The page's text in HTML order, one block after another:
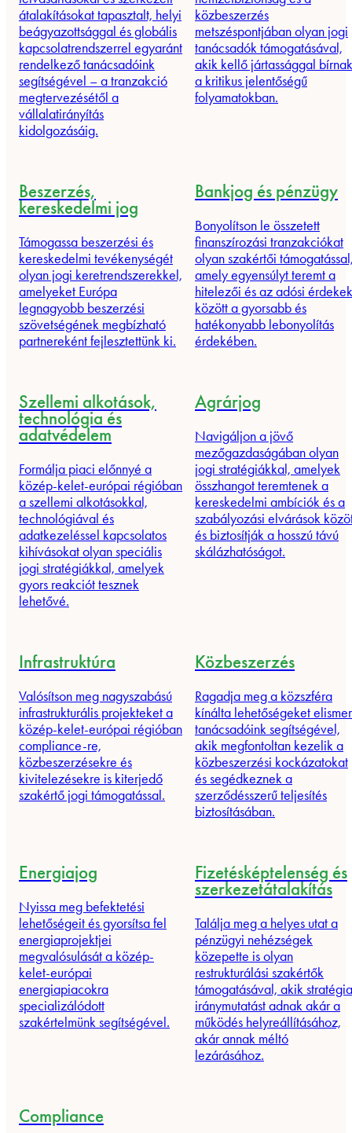
átalakításokat tapasztalt, helyi
beágyazottsággal és globális
kapcsolatrendszerrel egyaránt
rendelkező tanácsadóink
segítségével – a tranzakció
megtervezésétől a
vállalatirányítás
kidolgozásáig.
közbeszerzés
metszéspontjában olyan jogi
tanácsadók támogatásával,
akik kellő jártassággal bírnak
a kritikus jelentőségű
folyamatokban.
Beszerzés,
kereskedelmi jog
Támogassa beszerzési és
kereskedelmi tevékenységét
olyan jogi keretrendszerekkel,
amelyeket Európa
legnagyobb beszerzési
szövetségének megbízható
partnereként fejlesztettünk ki.
Bankjog és pénzügy
Bonyolítson le összetett
finanszírozási tranzakciókat
olyan szakértői
amely egyensúlyt teremt a
hitelezői és az adósi érdekek
között a gyorsabb és
hatékonyabb lebonyolítás
érdekében.
Szellemi alkotások,
technológia és
adatvédelem
Formálja piaci előnnyé a
közép-kelet-európai régióban
a szellemi alkotásokkal,
technológiával és
adatkezeléssel kapcsolatos
kihívásokat olyan speciális
jogi stratégiákkal, amelyek
gyors reakciót tesznek
lehetővé.
Agrárjog
Navigáljon a jövő
mezőgazdaságában olyan
jogi stratégiákkal, amelyek
összhangot teremtenek a
kereskedelmi ambíciók és a
szabályozási elvárások
és biztosítják a hosszú távú
skálázhatóságot.
Infrastruktúra
Valósítson meg nagyszabású
infrastrukturális projekteket a
közép-kelet-európai régióban
compliance-re,
közbeszerzésekre és
kivitelezésekre is kiterjedő
szakértő jogi támogatással.
Közbeszerzés
Ragadja meg a közszféra
kínálta lehetőségeket
tanácsadóink segítségével,
akik megfontoltan kezelik a
közbeszerzési kockázatokat
és segédkeznek a
szerződésszerű teljesítés
biztosításában.
Energiajog
Nyissa meg befektetési
lehetőségeit és gyorsítsa fel
energiaprojektjei
megvalósulását a közép-
kelet-európai
energiapiacokra
specializálódott
szakértelmünk segítségével.
Fizetésképtelenség és
szerkezetátalakítás
Találja meg a helyes utat a
pénzügyi nehézségek
közepette is olyan
restrukturálási szakértők
támogatásával, akik
iránymutatást adnak akár a
működés helyreállításához,
akár annak méltó
lezárásához.
Compliance